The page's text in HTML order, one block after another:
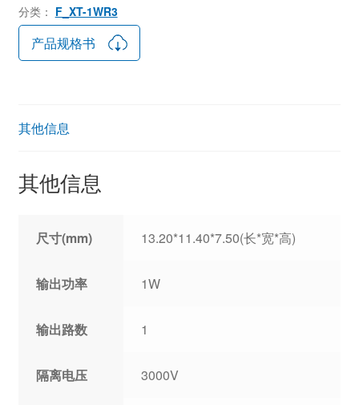
分类： F_XT-1WR3
产品规格书
其他信息
其他信息
尺寸(mm) 13.20*11.40*7.50(长*宽*高)
输出功率 1W
输出路数 1
隔离电压 3000V